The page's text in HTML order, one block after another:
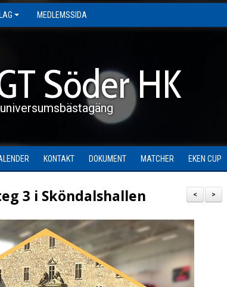
MEDLEMSSIDA
Söder HK
KONTAKT DOKUMENT MATCHER EKEN CUP
>
<
3 i Sköndalshallen